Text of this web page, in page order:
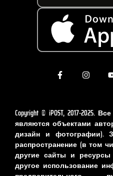
Copyright © iPOST, 2017-
являются объектами
дизайн и фотографии).
распространение (в том
другие сайты и
другое использование